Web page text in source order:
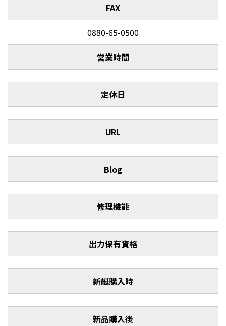
FAX
0880-65-0500
営業時間
定休日
URL
Blog
修理機能
出力保有資格
新艇購入時
新品購入後